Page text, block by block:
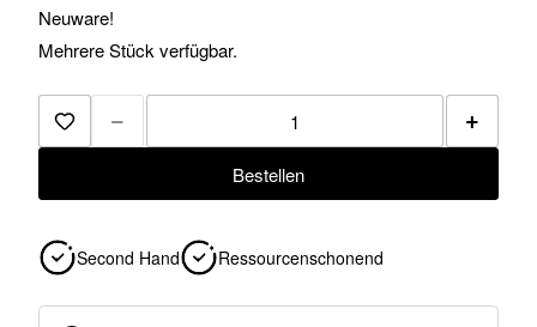
Neuware!
Mehrere Stück verfügbar.
Zur Merkliste hinzufügen
− +
Bestellen
Second Hand Ressourcenschonend